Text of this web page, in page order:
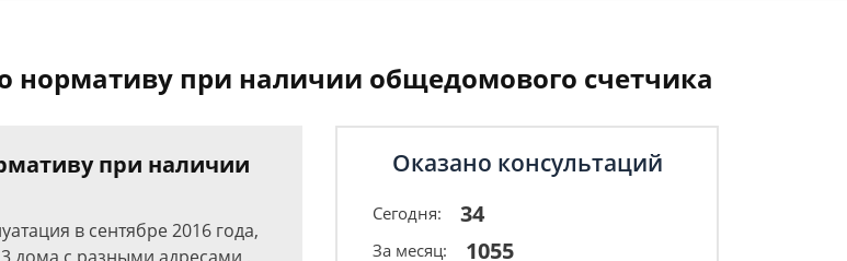
нормативу при наличии общедомового счетчика
при наличии
в сентябре 2016 года,
Оказано консультаций
Сегодня: 34
За месяц: 1055